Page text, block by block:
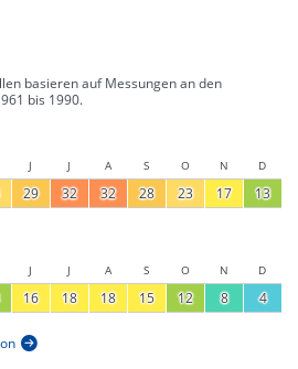
basieren auf Messungen an den
bis 1990.
J J A S O N D
29 32 32 28 23 17 13
J J A S O N D
16 18 18 15 12 8 4